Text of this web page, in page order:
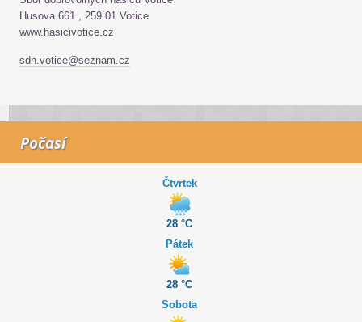
Husova 661 , 259 01 Votice
www.hasicivotice.cz
sdh.votice@seznam.cz
Počasí
Čtvrtek
28 °C
Pátek
28 °C
Sobota